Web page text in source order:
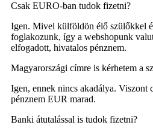
Csak EURO-ban tudok fizetni?
Igen. Mivel külföldön élő szülőkkel
foglakozunk, így a webshopunk
elfogadott, hivatalos pénznem.
Magyarországi címre is kérhetem a
Igen, ennek nincs akadálya. Viszont
pénznem EUR marad.
Banki átutalással is tudok fizetni?